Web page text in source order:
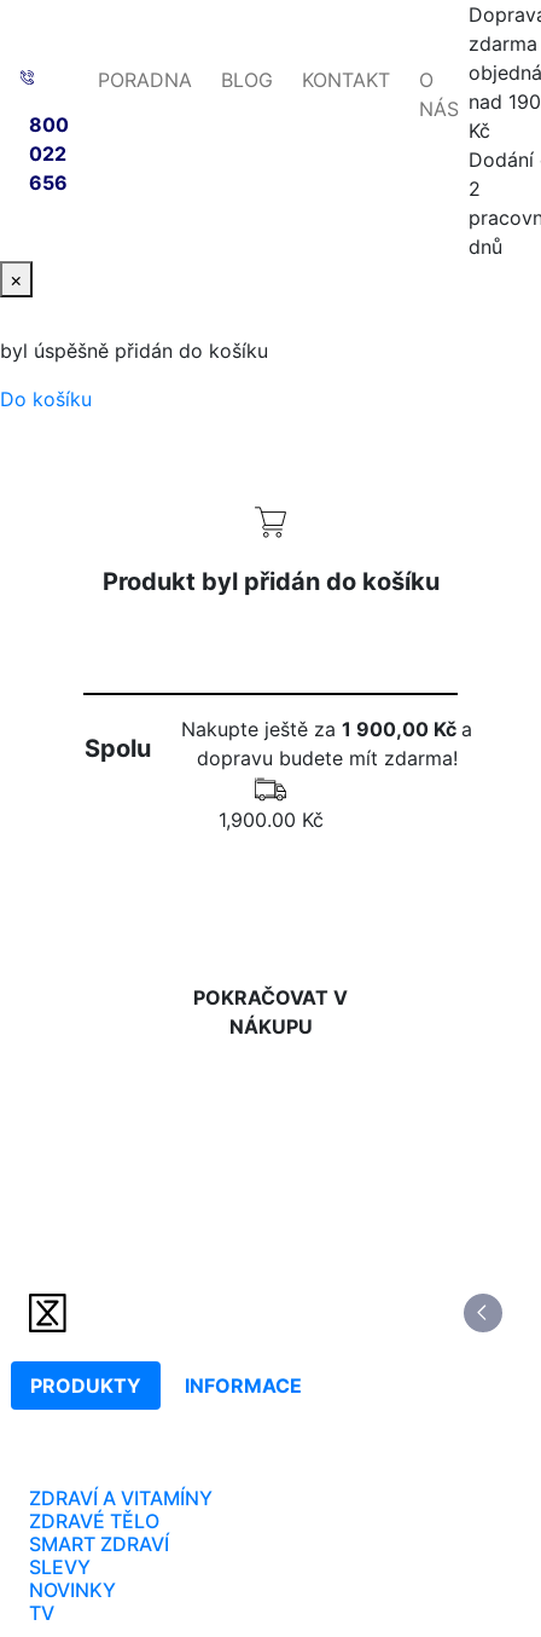
800
022
656
PORADNA BLOG KONTAKT
O
NÁS nad
Kč
Dodání
2
dnů
×
byl úspěšně přidán do košíku
Do košíku
Produkt byl přidán do košíku
Spolu
Nakupte ještě za1 900,00 Kča
dopravu budete mít zdarma!
1,900.00 Kč
POKRAČOVAT V
NÁKUPU
PRODUKTY INFORMACE
ZDRAVÍ A VITAMÍNY
ZDRAVÉ TĚLO
SMART ZDRAVÍ
SLEVY
NOVINKY
TV